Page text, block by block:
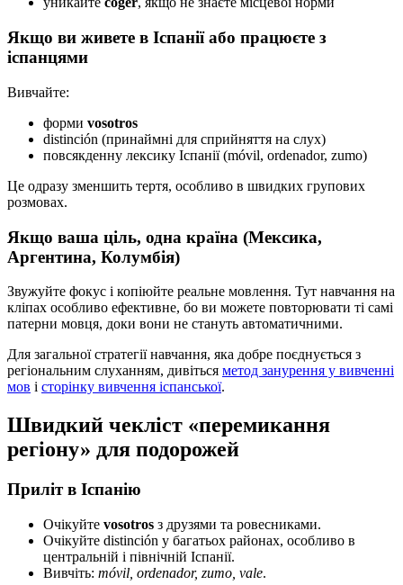
Якщо ви живете в Іспанії або працюєте з
іспанцями
Вивчайте:
форми vosotros
distinción (принаймні для сприйняття на слух)
повсякденну лексику Іспанії (móvil, ordenador, zumo)
Це одразу зменшить тертя, особливо в швидких групових
розмовах.
Якщо ваша ціль, одна країна (Мексика,
Аргентина, Колумбія)
Звужуйте фокус і копіюйте реальне мовлення. Тут навчання на
кліпах особливо ефективне, бо ви можете повторювати ті самі
патерни мовця, доки вони не стануть автоматичними.
Для загальної стратегії навчання, яка добре поєднується з
регіональним слуханням, дивіться метод занурення у вивченні
мов і сторінку вивчення іспанської.
Швидкий чекліст «перемикання
регіону» для подорожей
Приліт в Іспанію
Очікуйте vosotros з друзями та ровесниками.
Очікуйте distinción у багатьох районах, особливо в
центральній і північній Іспанії.
Вивчіть: móvil, ordenador, zumo, vale.